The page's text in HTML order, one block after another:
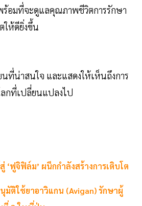
ร้อมที่จะดูแลคุณภาพชีวิตการรักษา
ห้ดียิ่งขึ้น
ที่น่าสนใจ และแสดงให้เห็นถึงการ
กที่เปลี่ยนแปลงไป
‘ฟูจิฟิล์ม’ ผนึกกำลังสร้างการเติบโต
มัติใช้ยาอาวิแกน (Avigan) รักษาผู้